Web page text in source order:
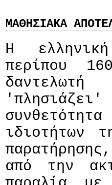
ΜΑΘΗΣΙΑΚΑ
Η
περίπου
ιδιοτήτων
από την